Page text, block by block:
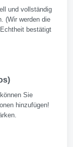
und vollständig
(Wir werden die
bestätigt
Sie
hinzufügen!